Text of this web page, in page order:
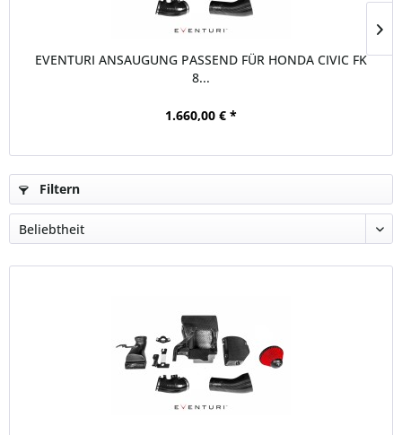
EVENTURI ANSAUGUNG PASSEND FÜR HONDA CIVIC FK
8...
1.660,00 € *
Filtern